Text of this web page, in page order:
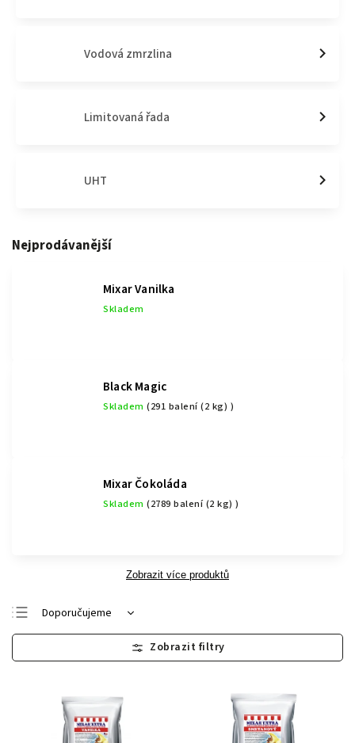
Vodová zmrzlina
Limitovaná řada
UHT
Nejprodávanější
Mixar Vanilka
Skladem
Black Magic
Skladem (291 balení (2 kg) )
Mixar Čokoláda
Skladem (2789 balení (2 kg) )
Zobrazit více produktů
Doporučujeme
Nejlevnější
Nejdražší
Abecedně